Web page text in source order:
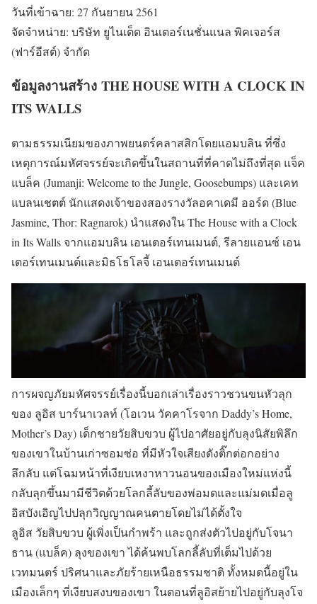
วันที่เข้าฉาย: 27 กันยายน 2561
จัดจำหน่าย: บริษัท ยูไนเต็ด อินเตอร์เนชั่นแนล พิคเจอร์ส
(ฟาร์อีสต์) จำกัด
ข้อมูลงานสร้าง THE HOUSE WITH A CLOCK IN
ITS WALLS
ตามธรรมเนียมของภาพยนตร์คลาสสิกโดยแอมบลิน ที่ซึ่ง
เหตุการณ์มหัศจรรย์จะเกิดขึ้นในสถานที่ที่คาดไม่ถึงที่สุด แจ็ค
แบล็ค (Jumanji: Welcome to the Jungle, Goosebumps) และเคท
แบลนเชตต์ นักแสดงเจ้าของสองรางวัลอคาเดมี ออร์ด (Blue
Jasmine, Thor: Ragnarok) นำแสดงใน The House with a Clock
in Its Walls จากแอมบลิน เอนเตอร์เทนเมนต์, รีลายแอนซ์ เอน
เตอร์เทนเมนต์และมิธโธโลจี้ เอนเตอร์เทนเมนต์
การผจญภัยมหัศจรรย์เรื่องนี้บอกเล่าเรื่องราวชวนขนหัวลุก
ของ ลูอิส บาร์นาเวลท์ (โอเวน วัคคาโรจาก Daddy’s Home,
Mother’s Day) เด็กชายวัยสิบขวบ ผู้ไปอาศัยอยู่กับลุงนิสัยพิลึก
ของเขาในบ้านเก่าซอมซ่อ ที่มีหัวใจเสียงดังติ๊กต่อกอย่าง
ลึกลับ แต่โฉมหน้าที่เงียบเหงาหาวนอนของเมืองใหม่แห่งนี้
กลับลุกขึ้นมามีชีวิตด้วยโลกลี้ลับของพ่อมดและแม่มดเมื่อลู
อิสบังเอิญไปปลุกวิญญาณคนตายโดยไม่ได้ตั้งใจ
ลูอิส วัยสิบขวบ ผู้เพิ่งเป็นกำพร้า และถูกส่งตัวไปอยู่กับโจนา
ธาน (แบล็ค) ลุงของเขา ได้ค้นพบโลกลี้ลับที่เต็มไปด้วย
เวทมนตร์ ปริศนาและภัยร้ายเหนือธรรมชาติ ทั้งหมดนี้อยู่ใน
เมืองเล็กๆ ที่เงียบสงบของเขา ในตอนที่ลูอิสย้ายไปอยู่กับลุงโจ